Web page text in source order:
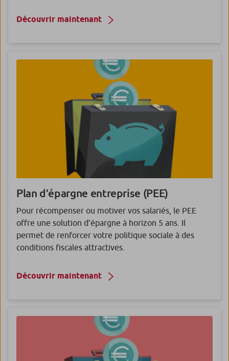
Découvrir maintenant
Plan d’épargne entreprise (PEE)
Pour récompenser ou motiver vos salariés, le PEE
offre une solution d’épargne à horizon 5 ans. Il
permet de renforcer votre politique sociale à des
conditions fiscales attractives.
Découvrir maintenant